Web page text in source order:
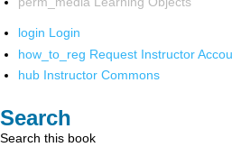
login Login
how_to_reg Request Instructor
hub Instructor Commons
Search
Search this book